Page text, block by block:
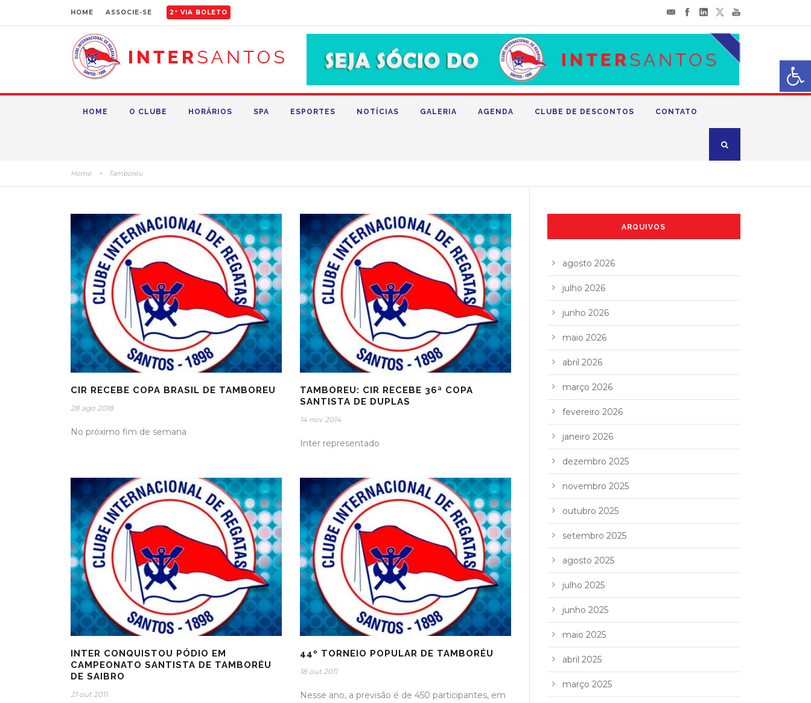
HOME ASSOCIE-SE 2ª VIA BOLETO
HOME O CLUBE HORÁRIOS SPA ESPORTES NOTÍCIAS GALERIA AGENDA CLUBE DE DESCONTOS CONTATO
Home > Tamboréu
CIR RECEBE COPA BRASIL DE TAMBOREU
28 ago 2018
No próximo fim de semana
TAMBOREU: CIR RECEBE 36ª COPA
SANTISTA DE DUPLAS
14 nov 2014
Inter representado
INTER CONQUISTOU PÓDIO EM
CAMPEONATO SANTISTA DE TAMBORÉU
DE SAIBRO
21 out 2011
44º TORNEIO POPULAR DE TAMBORÉU
18 out 2011
Nesse ano, a previsão é de 450 participantes, em
ARQUIVOS
agosto 2026
julho 2026
junho 2026
maio 2026
abril 2026
março 2026
fevereiro 2026
janeiro 2026
dezembro 2025
novembro 2025
outubro 2025
setembro 2025
agosto 2025
julho 2025
junho 2025
maio 2025
abril 2025
março 2025
Abrir